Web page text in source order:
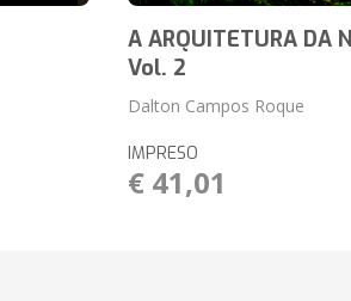
A ARQUITETURA DA
Vol. 2
Dalton Campos Roque
IMPRESO
€ 41,01